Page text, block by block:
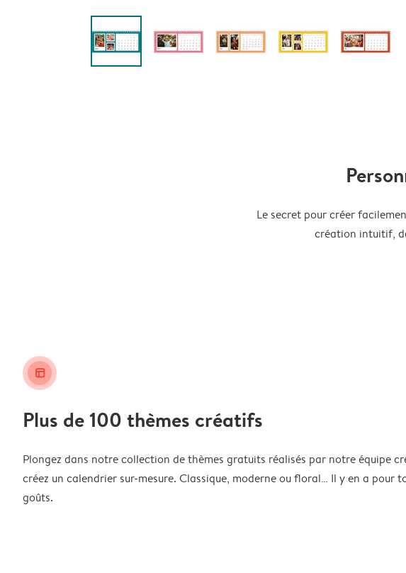
Le secret pour créer
création intuitif,
layout_alt
Plus de 100 thèmes créatifs
Plongez dans notre collection de thèmes gratuits réalisés par notre équipe
créez un calendrier sur-mesure. Classique, moderne ou floral… Il y en a pour
goûts.